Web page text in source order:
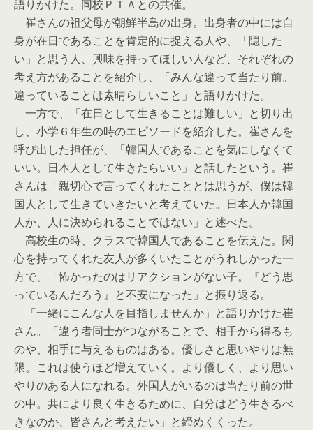
語りかけた。同校ＰＴＡとの共催。
崔さんの祖父母が朝鮮半島の出身。出身者の中には自
身が在日であることを肯定的に捉える人や、「隠した
い」と思う人、興味を持ってほしい人など、それぞれの
考え方があることを紹介し、「みんな違って当たり前。
違っていることは素晴らしいこと」と語りかけた。
一方で、「在日として生きることは難しい」と切り出
し、小学６年生の時のエピソードを紹介した。崔さんを
呼び出した担任が、「韓国人であることを気にしなくて
いい。日本人として生きたらいい」と話したという。崔
さんは「親切心で言ってくれたこととは思うが、僕は韓
国人として生きていきたいと考えていた。日本人か韓国
人か、人に決められることではない」と述べた。
高校生の時、クラスで韓国人であることを伝えた。関
心を持ってくれた友人が多くいたことがうれしかった一
方で、「怖かったのはリアクションがない子。『どう思
っているんだろう』と不安になった」と振り返る。
「一緒にこんな人を目指しませんか」と語りかけた崔
さん。「違う者同士がつながることで、相手から得るも
のや、相手に与えるものはある。優しさと思いやりは無
限。これは使うほど増えていく。より優しく、より思い
やりのある人になれる。外国人がいるのは当たり前の世
の中。共により良く生きるために、自分はどう生きるべ
きなのか、皆さんと考えたい」と締めくくった。